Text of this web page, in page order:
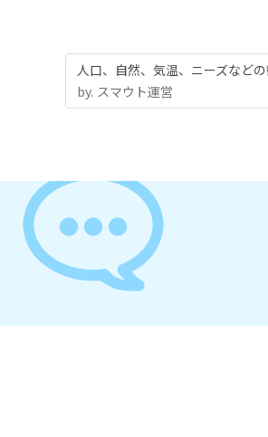
人口、自然、気温、ニーズなど
by.︎ スマウト運営